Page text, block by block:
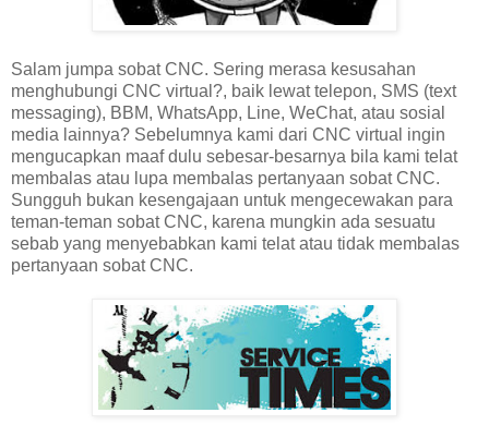
Salam jumpa sobat CNC. Sering merasa kesusahan
menghubungi CNC virtual?, baik lewat telepon, SMS (text
messaging), BBM, WhatsApp, Line, WeChat, atau sosial
media lainnya? Sebelumnya kami dari CNC virtual ingin
mengucapkan maaf dulu sebesar-besarnya bila kami telat
membalas atau lupa membalas pertanyaan sobat CNC.
Sungguh bukan kesengajaan untuk mengecewakan para
teman-teman sobat CNC, karena mungkin ada sesuatu
sebab yang menyebabkan kami telat atau tidak membalas
pertanyaan sobat CNC.